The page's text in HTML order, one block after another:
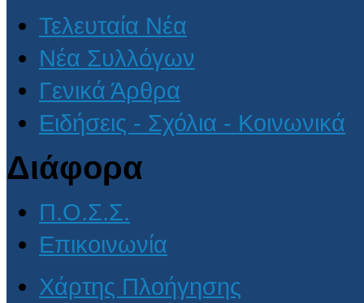
Τελευταία Νέα
Νέα Συλλόγων
Γενικά Άρθρα
Ειδήσεις - Σχόλια - Κοινωνικά
Διάφορα
Π.Ο.Σ.Σ.
Επικοινωνία
Χάρτης Πλοήγησης